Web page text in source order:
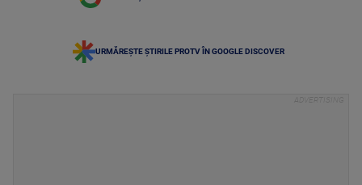
URMĂREȘTE ȘTIRILE PROTV ÎN GOOGLE DISCOVER